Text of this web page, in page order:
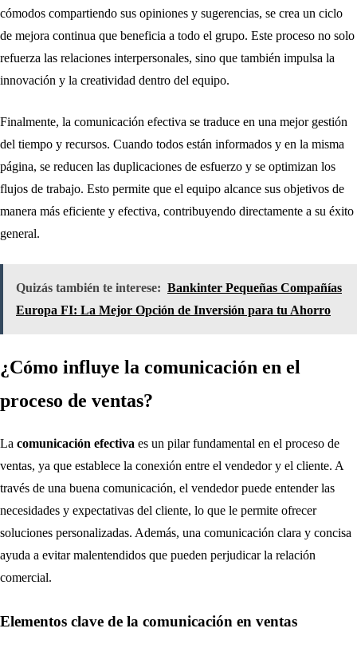
cómodos compartiendo sus opiniones y sugerencias, se crea un ciclo
de mejora continua que beneficia a todo el grupo. Este proceso no solo
refuerza las relaciones interpersonales, sino que también impulsa la
innovación y la creatividad dentro del equipo.
Finalmente, la comunicación efectiva se traduce en una mejor gestión
del tiempo y recursos. Cuando todos están informados y en la misma
página, se reducen las duplicaciones de esfuerzo y se optimizan los
flujos de trabajo. Esto permite que el equipo alcance sus objetivos de
manera más eficiente y efectiva, contribuyendo directamente a su éxito
general.
Quizás también te interese: Bankinter Pequeñas Compañías
Europa FI: La Mejor Opción de Inversión para tu Ahorro
¿Cómo influye la comunicación en el
proceso de ventas?
La comunicación efectiva es un pilar fundamental en el proceso de
ventas, ya que establece la conexión entre el vendedor y el cliente. A
través de una buena comunicación, el vendedor puede entender las
necesidades y expectativas del cliente, lo que le permite ofrecer
soluciones personalizadas. Además, una comunicación clara y concisa
ayuda a evitar malentendidos que pueden perjudicar la relación
comercial.
Elementos clave de la comunicación en ventas